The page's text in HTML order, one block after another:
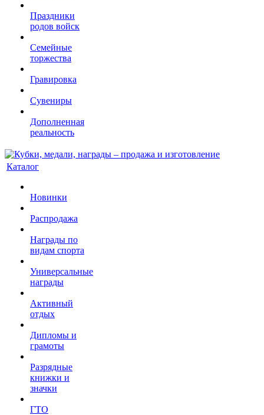
Праздники
родов войск
Семейные
торжества
Гравировка
Сувениры
Дополненная
реальность
Каталог
Новинки
Распродажа
Награды по
видам спорта
Универсальные
награды
Активный
отдых
Дипломы и
грамоты
Разрядные
книжки и
значки
ГТО